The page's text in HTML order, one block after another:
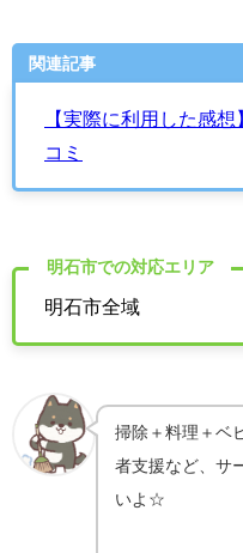
関連記事
【実際に利用した感
コミ
明石市での対応エリア
明石市全域
掃除＋料理＋ベ
者支援など、サ
いよ☆